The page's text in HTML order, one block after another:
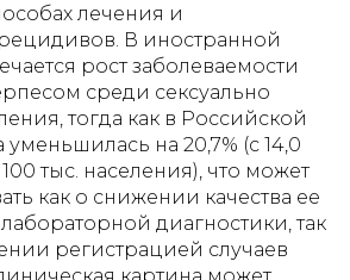
лечения и
В иностранной
рост заболеваемости
среди сексуально
тогда как в Российской
на 20,7% (с 14,0
100 тыс. населения), что может
как о снижении качества ее
диагностики, так
регистрацией случаев